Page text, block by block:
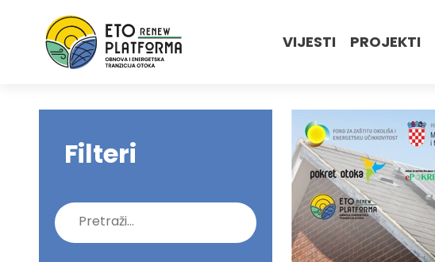
VIJESTI PROJEKTI
Filteri
Pretraži: